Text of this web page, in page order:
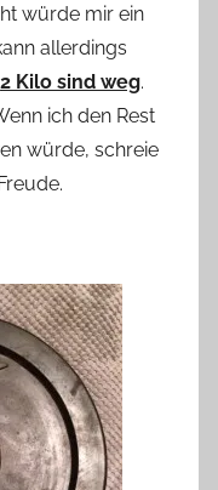
würde mir ein
allerdings
Kilo sind weg.
ich den Rest
würde, schreie